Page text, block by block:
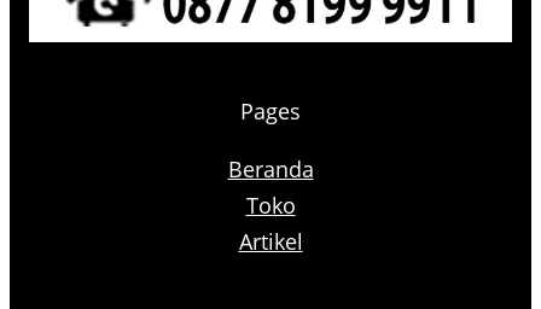
Pages
Beranda
Toko
Artikel